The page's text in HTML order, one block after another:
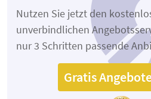
Nutzen Sie jetzt den
unverbindlichen
nur 3 Schritten passende
Gratis